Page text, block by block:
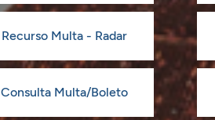
Recurso Multa - Radar
Consulta Multa/Boleto